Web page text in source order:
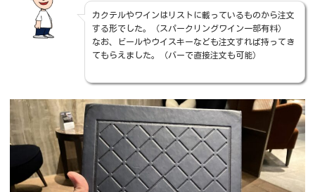
カクテルやワインはリストに載っているものから注文
する形でした。（スパークリングワイン一部有料）
なお、ビールやウイスキーなども注文すれば持ってき
てもらえました。（バーで直接注文も可能）